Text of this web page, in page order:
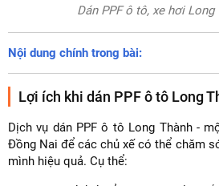
Dán PPF ô tô, xe hơi Long
Nội dung chính trong bài:
Lợi ích khi dán PPF ô tô Long
Dịch vụ dán PPF ô tô Long Thành -
Đồng Nai để các chủ xế có thể chăm
mình hiệu quả. Cụ thể: